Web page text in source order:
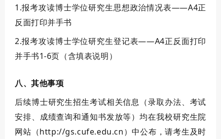
1.报考攻读博士学位研究生思想政治情况表——A4正
反面打印并手书
2.报考攻读博士学位研究生登记表——A4正反面打印
并手书1-6页（含填表说明）
八、其他事项
后续博士研究生招生考试相关信息（录取办法、考试
安排、成绩查询和通知书发放等）均在我校研究生院
网站（http://gs.cufe.edu.cn）中公布，请考生及时